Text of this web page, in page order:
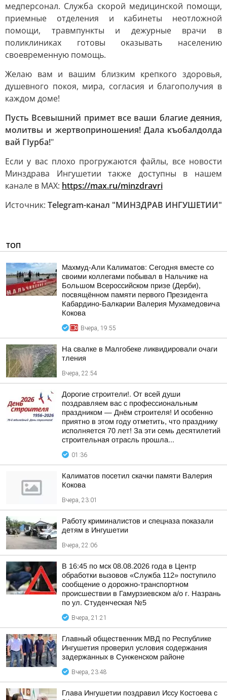
медперсонал. Служба скорой медицинской помощи,
приемные отделения и кабинеты неотложной
помощи, травмпункты и дежурные врачи в
поликлиниках готовы оказывать населению
своевременную помощь.
Желаю вам и вашим близким крепкого здоровья,
душевного покоя, мира, согласия и благополучия в
каждом доме!
Пусть Всевышний примет все ваши благие деяния,
молитвы и жертвоприношения! Дала къобалдолда
вай ГIурба!"
Если у вас плохо прогружаются файлы, все новости
Минздрава Ингушетии также доступны в нашем
канале в MAX: https://max.ru/minzdravri
Источник: Telegram-канал "МИНЗДРАВ ИНГУШЕТИИ"
ТОП
Махмуд-Али Калиматов: Сегодня вместе со
своими коллегами побывал в Нальчике на
Большом Всероссийском призе (Дерби),
посвящённом памяти первого Президента
Кабардино-Балкарии Валерия Мухамедовича
Кокова
Вчера, 19:55
На свалке в Малгобеке ликвидировали очаги
тления
Вчера, 22:54
Дорогие строители!. От всей души
поздравляем вас с профессиональным
праздником — Днём строителя! И особенно
приятно в этом году отметить, что празднику
исполняется 70 лет! За эти семь десятилетий
строительная отрасль прошла...
01:36
Калиматов посетил скачки памяти Валерия
Кокова
Вчера, 23:01
Работу криминалистов и спецназа показали
детям в Ингушетии
Вчера, 22:06
В 16:45 по мск 08.08.2026 года в Центр
обработки вызовов «Служба 112» поступило
сообщение о дорожно-транспортном
происшествии в Гамурзиевском а/о г. Назрань
по ул. Студенческая №5
Вчера, 21:21
Главный общественник МВД по Республике
Ингушетия проверил условия содержания
задержанных в Сунженском районе
Вчера, 23:48
Глава Ингушетии поздравил Иссу Костоева с